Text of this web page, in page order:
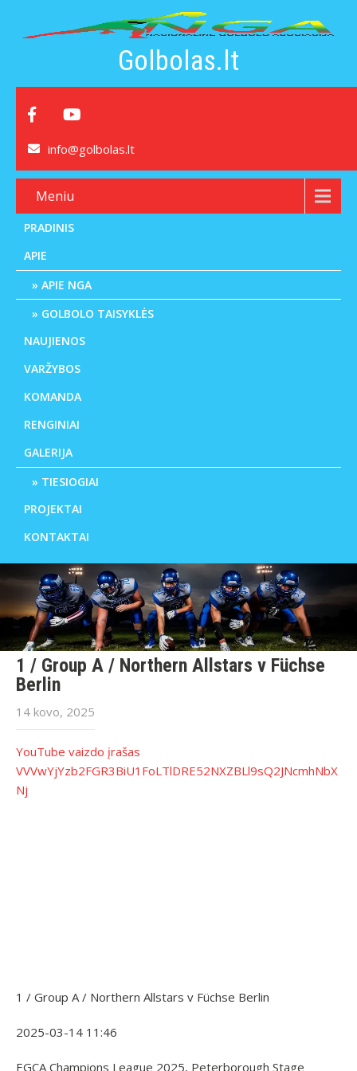
Golbolas.lt
info@golbolas.lt
Meniu
PRADINIS
APIE
APIE NGA
GOLBOLO TAISYKLĖS
NAUJIENOS
VARŽYBOS
KOMANDA
RENGINIAI
GALERIJA
TIESIOGIAI
PROJEKTAI
KONTAKTAI
1 / Group A / Northern Allstars v Füchse
Berlin
14 kovo, 2025
YouTube vaizdo įrašas
VVVwYjYzb2FGR3BiU1FoLTlDRE52NXZBLl9sQ2JNcmhNbX
Nj
1 / Group A / Northern Allstars v Füchse Berlin
2025-03-14 11:46
EGCA Champions League 2025, Peterborough Stage